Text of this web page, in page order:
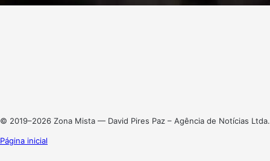
© 2019–2026 Zona Mista — David Pires Paz – Agência de Notícias Ltda.
Página inicial